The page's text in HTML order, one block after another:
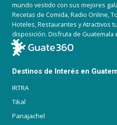
mundo vestido con sus mejores
Recetas de Comida, Radio Online,
Hoteles, Restaurantes y Atractivos
disposición. Disfruta de Guatemala
Destinos de Interés en
IRTRA
Tikal
Panajachel